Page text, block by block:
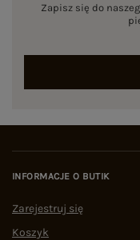
Zapisz się do
INFORMACJE O BUTIK
Zarejestruj się
Koszyk